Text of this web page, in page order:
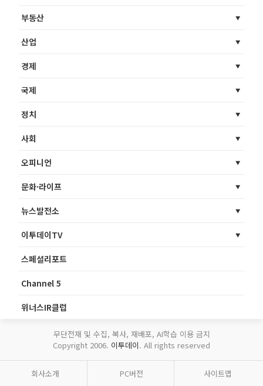
부동산
산업
경제
국제
정치
사회
오피니언
문화·라이프
뉴스발전소
이투데이TV
스페셜리포트
Channel 5
위너스IR클럽
무단전재 및 수집, 복사, 재배포, AI학습 이용 금지
Copyright 2006. 이투데이. All rights reserved
회사소개 PC버전 사이트맵